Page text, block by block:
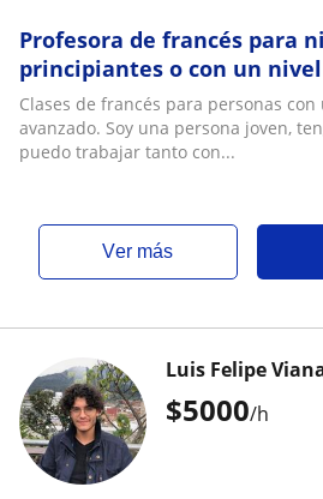
Profesora de francés para
principiantes o con un
(Virtual)
Clases de francés para personas
avanzado. Soy una persona joven,
puedo trabajar tanto con...
ver más
$5000/h
Luis Felipe